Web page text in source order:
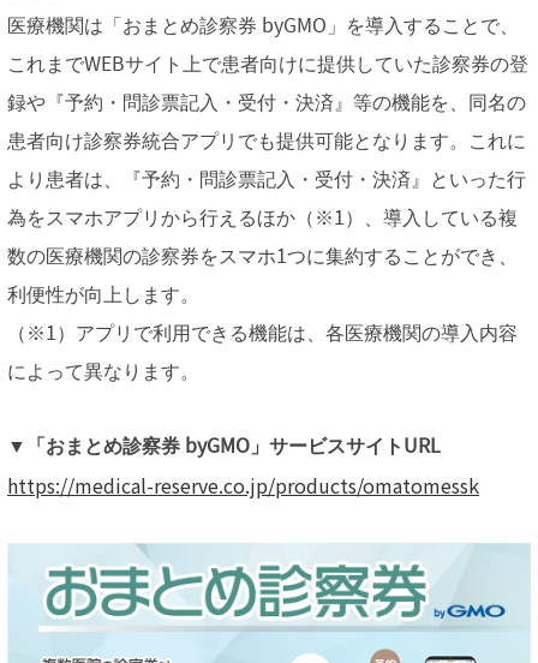
医療機関は「おまとめ診察券 byGMO」を導入することで、
これまでWEBサイト上で患者向けに提供していた診察券の登
録や『予約・問診票記入・受付・決済』等の機能を、同名の
患者向け診察券統合アプリでも提供可能となります。これに
より患者は、『予約・問診票記入・受付・決済』といった行
為をスマホアプリから行えるほか（※1）、導入している複
数の医療機関の診察券をスマホ1つに集約することができ、
利便性が向上します。
（※1）アプリで利用できる機能は、各医療機関の導入内容
によって異なります。
▼「おまとめ診察券 byGMO」サービスサイトURL
https://medical-reserve.co.jp/products/omatomessk